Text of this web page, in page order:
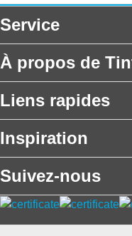
Service
À propos de
Liens rapides
Inspiration
Suivez-nous